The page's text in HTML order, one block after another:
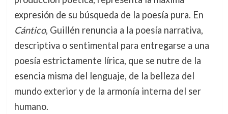
expresión de su búsqueda de la poesía pura. En
Cántico, Guillén renuncia a la poesía narrativa,
descriptiva o sentimental para entregarse a una
poesía estrictamente lírica, que se nutre de la
esencia misma del lenguaje, de la belleza del
mundo exterior y de la armonía interna del ser
humano.